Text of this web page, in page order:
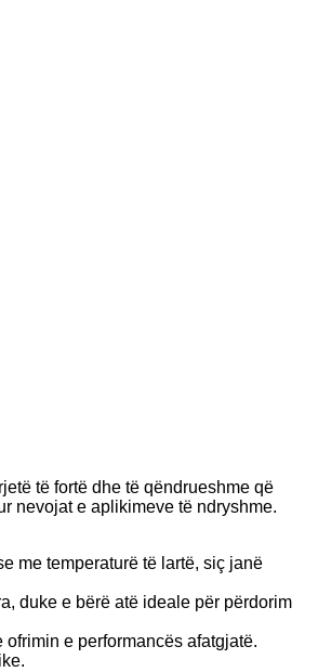
të fortë dhe të qëndrueshme që
nevojat e aplikimeve të ndryshme.
me temperaturë të lartë, siç janë
duke e bërë atë ideale për përdorim
e performancës afatgjatë.